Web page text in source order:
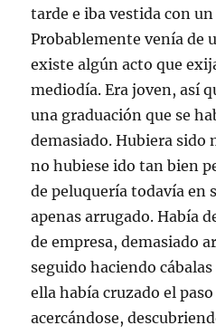
tarde e iba vestida con
Probablemente venía de
existe algún acto que
mediodía. Era joven, así
una graduación que se
demasiado. Hubiera sido
no hubiese ido tan bien
de peluquería todavía en
apenas arrugado. Había
de empresa, demasiado
seguido haciendo
ella había cruzado el
acercándose,